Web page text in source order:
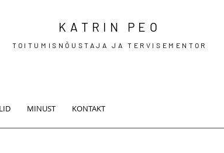
KATRIN PEO
TOITUMISNÕUSTAJA JA TERVISEMENTOR
MINUST KONTAKT